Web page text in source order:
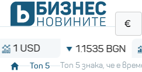
1.1535 BGN
Топ 5 Топ 5 знака, че е